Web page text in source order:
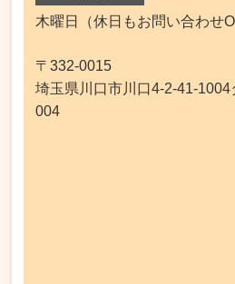
木曜日（休日もお問い合わせ
〒332-0015
埼玉県川口市川口4-2-41-
004